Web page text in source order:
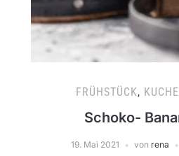
FRÜHSTÜCK,
Schoko-
19. Mai 2021 von rena